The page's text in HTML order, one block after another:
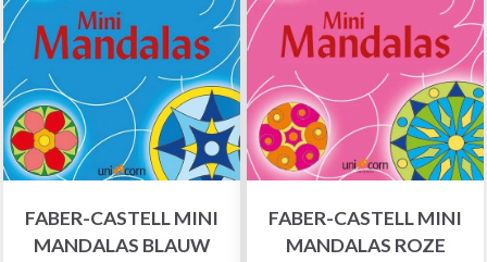
FABER-CASTELL MINI
MANDALAS BLAUW
FABER-CASTELL MINI
MANDALAS ROZE